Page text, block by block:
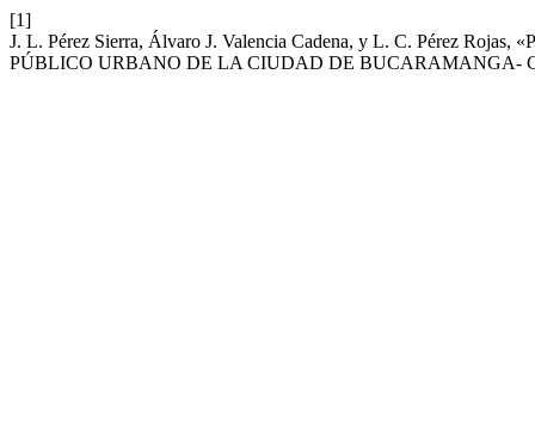
[1]
J. L. Pérez Sierra, Álvaro J. Valencia Cadena, y L. C. Pérez
PÚBLICO URBANO DE LA CIUDAD DE BUCARAMANGA-